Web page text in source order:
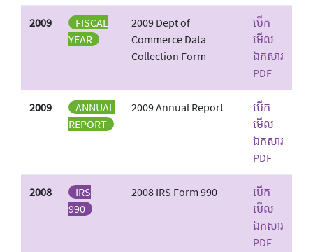
2009
FISCAL
YEAR
2009 Dept of
Commerce Data
Collection Form
បើក
មើល
ឯកសារ
PDF
2009
ANNUAL
REPORT
2009 Annual Report
បើក
មើល
ឯកសារ
PDF
2008
IRS
990
2008 IRS Form 990
បើក
មើល
ឯកសារ
PDF